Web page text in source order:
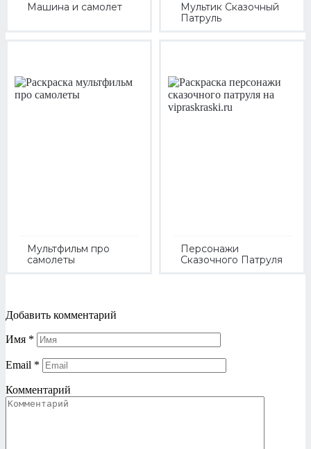
Машина и самолет
Мультик Сказочный
Патруль
Мультфильм про
самолеты
Персонажи
Сказочного Патруля
Добавить комментарий
Имя *
Email *
Комментарий